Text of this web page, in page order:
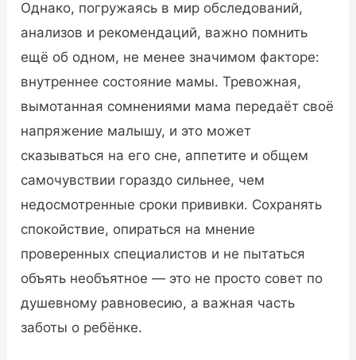
Однако, погружаясь в мир обследований,
анализов и рекомендаций, важно помнить
ещё об одном, не менее значимом факторе:
внутреннее состояние мамы. Тревожная,
вымотанная сомнениями мама передаёт своё
напряжение малышу, и это может
сказываться на его сне, аппетите и общем
самочувствии гораздо сильнее, чем
недосмотренные сроки прививки. Сохранять
спокойствие, опираться на мнение
проверенных специалистов и не пытаться
объять необъятное — это не просто совет по
душевному равновесию, а важная часть
заботы о ребёнке.